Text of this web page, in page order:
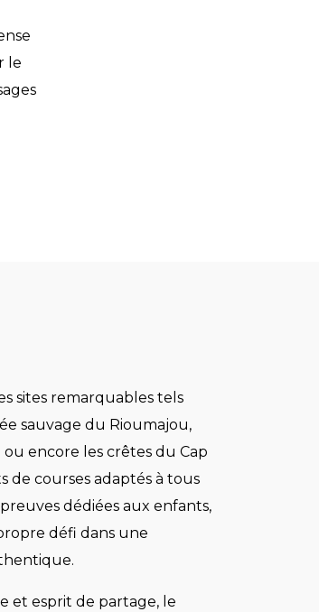
le
sites remarquables tels
sauvage du Rioumajou,
ou encore les crêtes du Cap
de courses adaptés à tous
dédiées aux enfants,
défi dans une
et esprit de partage, le